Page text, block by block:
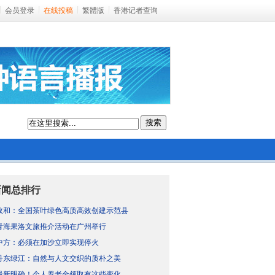
会员登录 在线投稿 繁體版 香港记者查询
搜索
总排行
和：全国茶叶绿色高质高效创建示范县
海果洛文旅推介活动在广州举行
方：必须在加沙立即实现停火
东绿江：自然与人文交织的质朴之美